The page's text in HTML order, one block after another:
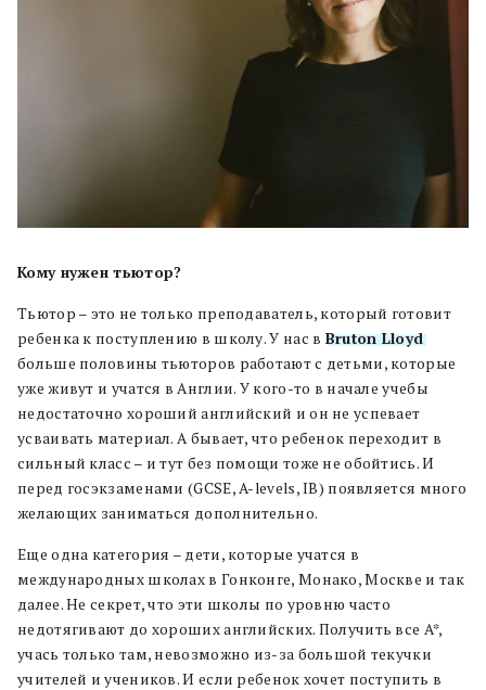
Кому нужен тьютор?
Тьютор – это не только преподаватель, который готовит
ребенка к поступлению в школу. У нас в Bruton Lloyd
больше половины тьюторов работают с детьми, которые
уже живут и учатся в Англии. У кого-то в начале учебы
недостаточно хороший английский и он не успевает
усваивать материал. А бывает, что ребенок переходит в
сильный класс – и тут без помощи тоже не обойтись. И
перед госэкзаменами (GCSE, A-levels, IB) появляется много
желающих заниматься дополнительно.
Еще одна категория – дети, которые учатся в
международных школах в Гонконге, Монако, Москве и так
далее. Не секрет, что эти школы по уровню часто
недотягивают до хороших английских. Получить все A*,
учась только там, невозможно из-за большой текучки
учителей и учеников. И если ребенок хочет поступить в